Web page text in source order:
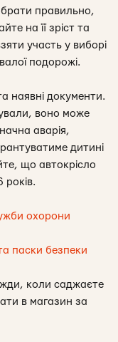
правильно,
на її зріст та
участь у виборі
подорожі.
наявні документи.
воно може
аварія,
дитині
що автокрісло
років.
охорони
паски безпеки
коли саджаєте
в магазин за